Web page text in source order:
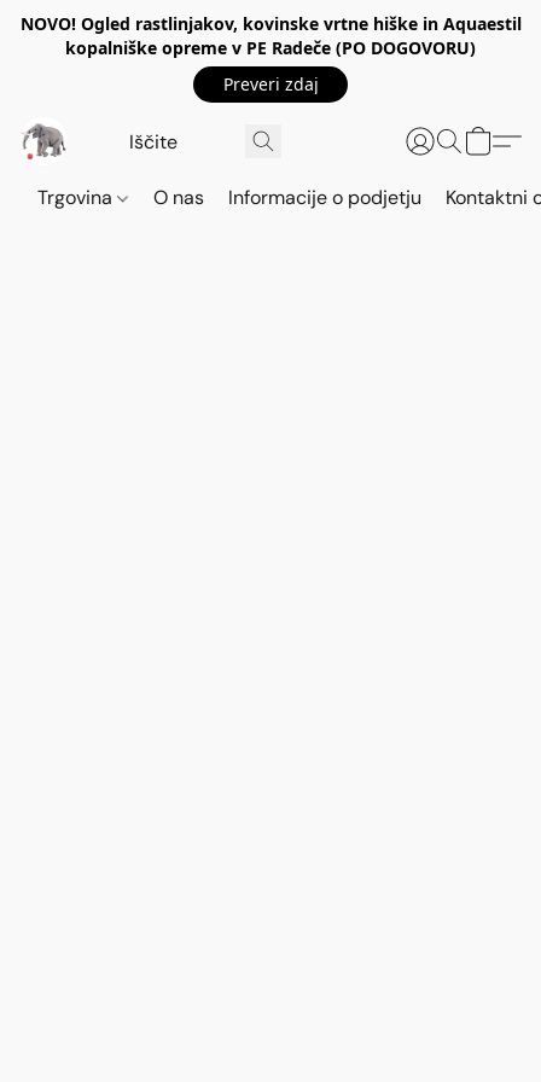
NOVO! Ogled rastlinjakov, kovinske vrtne hiške in Aquaestil
kopalniške opreme v PE Radeče (PO DOGOVORU)
Preveri zdaj
Trgovina O nas Informacije o podjetju Kontaktni